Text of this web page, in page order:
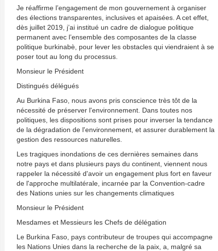
Je réaffirme l’engagement de mon gouvernement à organiser
des élections transparentes, inclusives et apaisées. A cet effet,
dès juillet 2019, j’ai institué un cadre de dialogue politique
permanent avec l’ensemble des composantes de la classe
politique burkinabè, pour lever les obstacles qui viendraient à se
poser tout au long du processus.
Monsieur le Président
Distingués délégués
Au Burkina Faso, nous avons pris conscience très tôt de la
nécessité de préserver l'environnement. Dans toutes nos
politiques, les dispositions sont prises pour inverser la tendance
de la dégradation de l'environnement, et assurer durablement la
gestion des ressources naturelles.
Les tragiques inondations de ces dernières semaines dans
notre pays et dans plusieurs pays du continent, viennent nous
rappeler la nécessité d'avoir un engagement plus fort en faveur
de l'approche multilatérale, incarnée par la Convention-cadre
des Nations unies sur les changements climatiques
Monsieur le Président
Mesdames et Messieurs les Chefs de délégation
Le Burkina Faso, pays contributeur de troupes qui accompagne
les Nations Unies dans la recherche de la paix, a, malgré sa